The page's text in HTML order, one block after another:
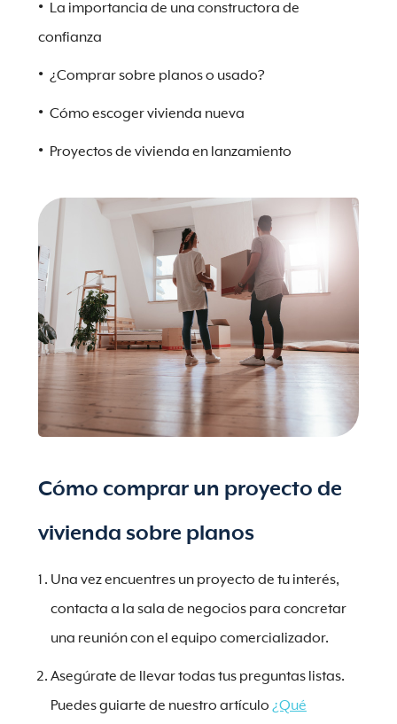
La importancia de una constructora de
confianza
¿Comprar sobre planos o usado?
Cómo escoger vivienda nueva
Proyectos de vivienda en lanzamiento
Cómo comprar un proyecto de
vivienda sobre planos
Una vez encuentres un proyecto de tu interés,
contacta a la sala de negocios para concretar
una reunión con el equipo comercializador.
Asegúrate de llevar todas tus preguntas listas.
Puedes guiarte de nuestro artículo ¿Qué